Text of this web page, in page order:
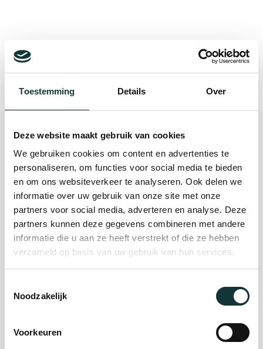
Toestemming Details Over
Deze website maakt gebruik van cookies
We gebruiken cookies om content en advertenties te
personaliseren, om functies voor social media te bieden
en om ons websiteverkeer te analyseren. Ook delen we
informatie over uw gebruik van onze site met onze
partners voor social media, adverteren en analyse. Deze
partners kunnen deze gegevens combineren met andere
informatie die u aan ze heeft verstrekt of die ze hebben
verzameld op basis van uw gebruik van hun services.
Noodzakelijk
Voorkeuren
Bekijk alle blogberichten
Plan je bezoek
Evenement
organiseren
Steun ons
Auditie